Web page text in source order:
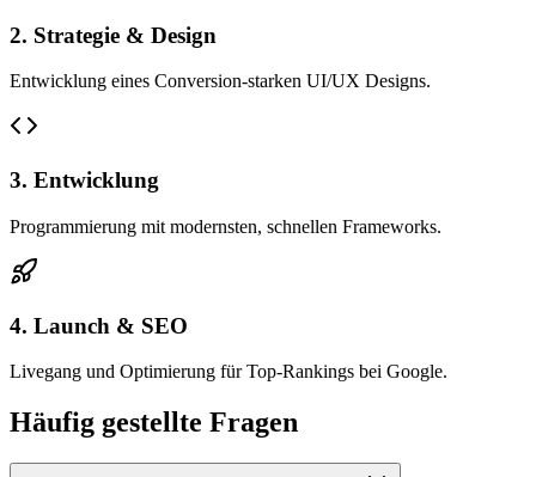
2. Strategie & Design
Entwicklung eines Conversion-starken UI/UX Designs.
3. Entwicklung
Programmierung mit modernsten, schnellen Frameworks.
4. Launch & SEO
Livegang und Optimierung für Top-Rankings bei Google.
Häufig gestellte Fragen